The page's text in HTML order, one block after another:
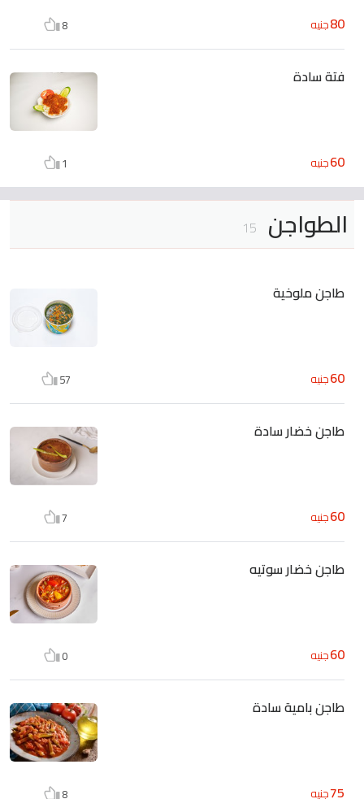
80جنيه 8
فتة سادة
60جنيه 1
الطواجن 15
طاجن ملوخية
60جنيه 57
طاجن خضار سادة
60جنيه 7
طاجن خضار سوتيه
60جنيه 0
طاجن بامية سادة
75جنيه 8